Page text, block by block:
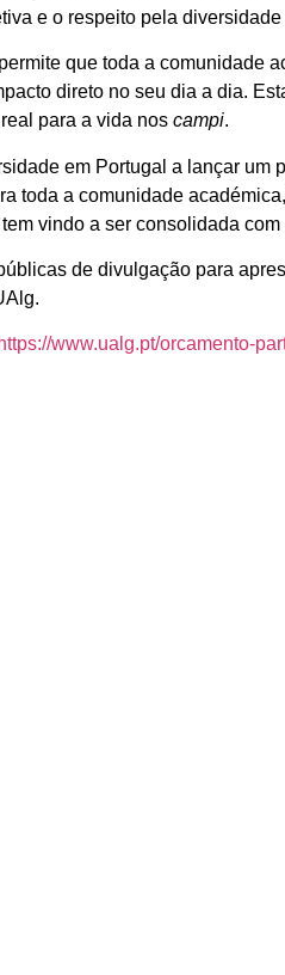
e o respeito pela
que toda a comunidade
direto no seu dia a dia.
para a vida noscampi.
em Portugal a lançar um
toda a comunidade
vindo a ser consolidada
de divulgação para
https://www.ualg.pt/orcamento-